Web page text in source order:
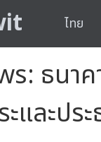
ไทย
ธนาค
และปร